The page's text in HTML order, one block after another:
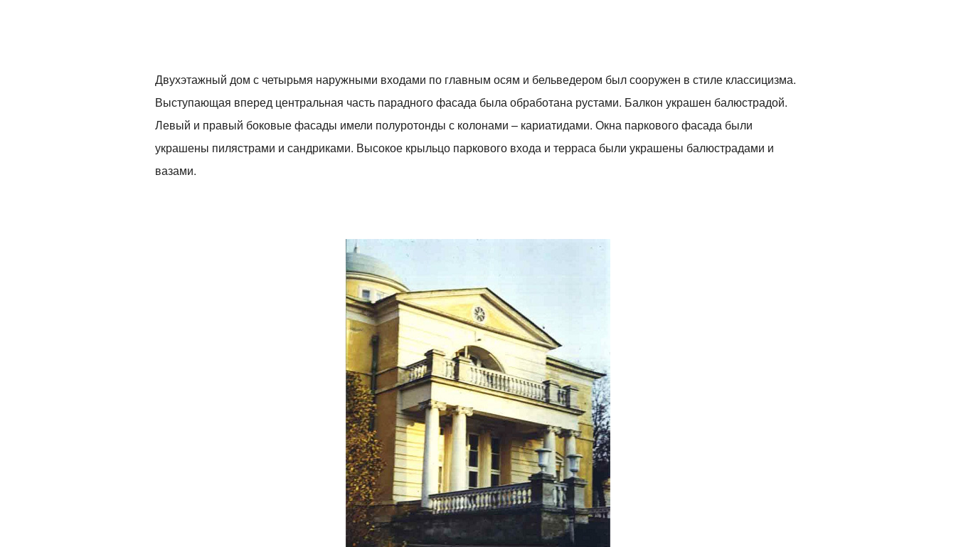
Двухэтажный дом с четырьмя наружными входами по главным осям и бельведером был сооружен в стиле классицизма.
Выступающая вперед центральная часть парадного фасада была обработана рустами. Балкон украшен балюстрадой.
Левый и правый боковые фасады имели полуротонды с колонами – кариатидами. Окна паркового фасада были
украшены пилястрами и сандриками. Высокое крыльцо паркового входа и терраса были украшены балюстрадами и
вазами.